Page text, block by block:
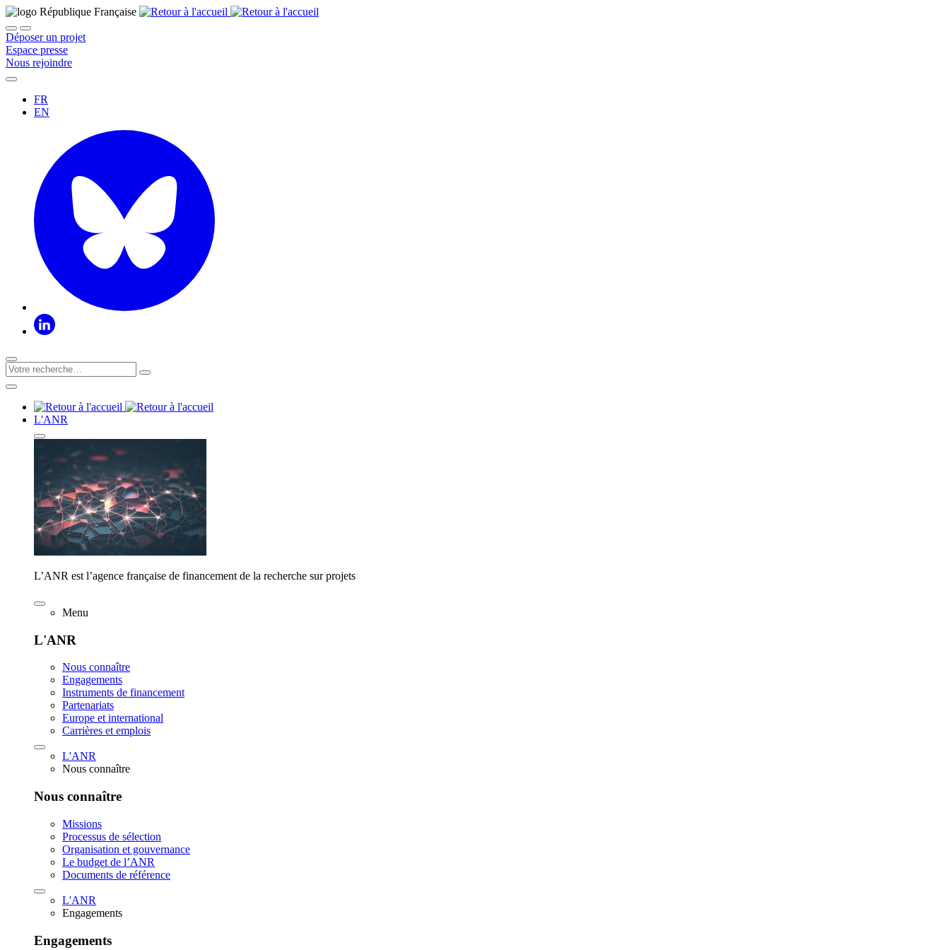
Déposer un projet
Espace presse
Nous rejoindre
FR
EN
L'ANR
L’ANR est l’agence française de financement de la recherche sur projets
Menu
L'ANR
Nous connaître
Engagements
Instruments de financement
Partenariats
Europe et international
Carrières et emplois
L'ANR
Nous connaître
Nous connaître
Missions
Processus de sélection
Organisation et gouvernance
Le budget de l’ANR
Documents de référence
L'ANR
Engagements
Engagements